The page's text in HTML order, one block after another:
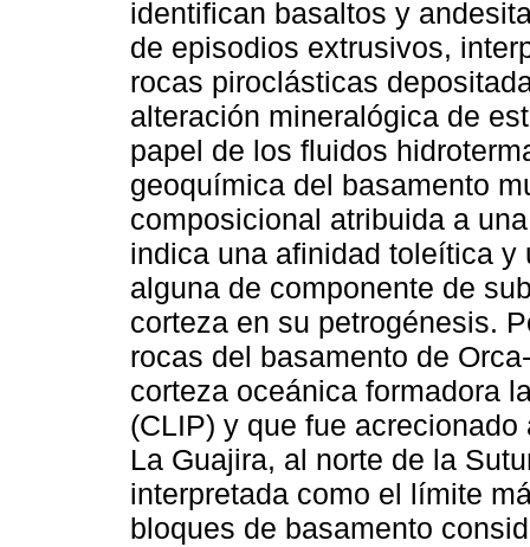
identifican basaltos y
de episodios extrusivos,
rocas piroclásticas
alteración mineralógica de
papel de los fluidos
geoquímica del basamento
composicional atribuida a
indica una afinidad toleítica
alguna de componente de
corteza en su petrogénesis.
rocas del basamento de
corteza oceánica formadora
(CLIP) y que fue
La Guajira, al norte de la
interpretada como el límite
bloques de basamento